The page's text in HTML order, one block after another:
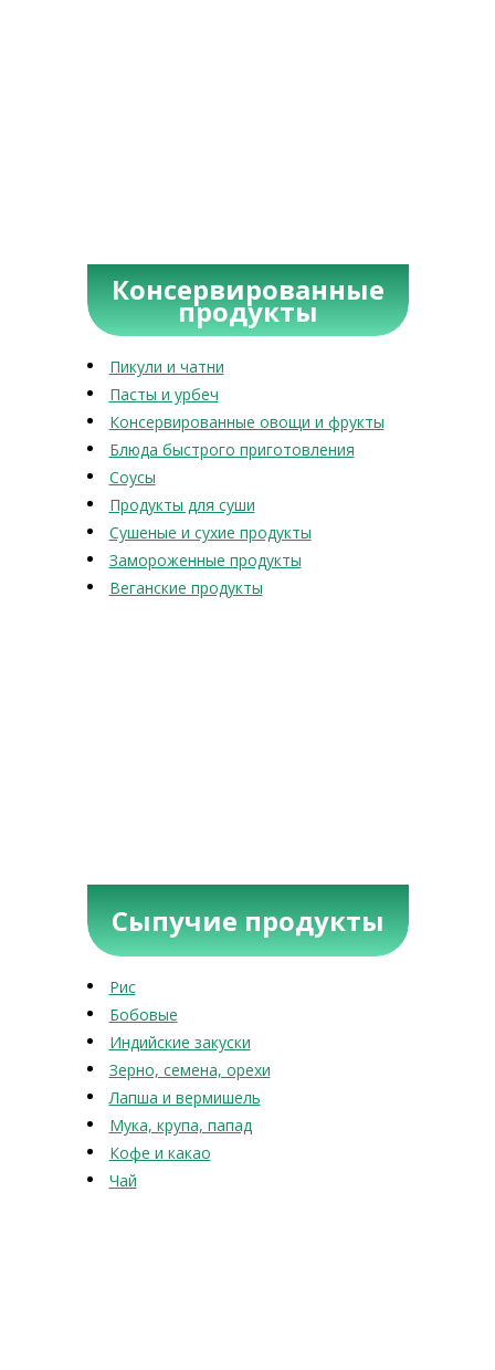
Консервированные
продукты
Пикули и чатни
Пасты и урбеч
Консервированные овощи и фрукты
Блюда быстрого приготовления
Соусы
Продукты для суши
Сушеные и сухие продукты
Замороженные продукты
Веганские продукты
Сыпучие продукты
Рис
Бобовые
Индийские закуски
Зерно, семена, орехи
Лапша и вермишель
Мука, крупа, папад
Кофе и какао
Чай